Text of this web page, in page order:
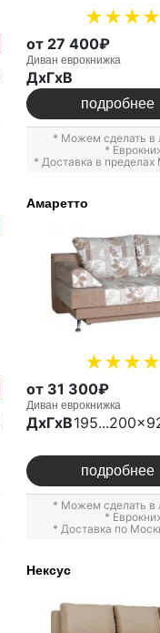
от 27 400₽
Диван еврокнижка
ДxГxВ
подробнее
* Можем сделать в
*
* Доставка в
Амаретто
от 31 300₽
Диван еврокнижка
ДxГxВ
подробнее
* Можем сделать в
*
* Доставка по
Нексус